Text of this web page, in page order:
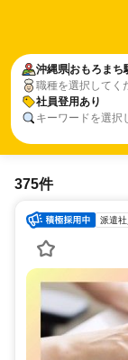
沖縄県おもろまち
職種を選択してく
社員登用あり
キーワードを選択
375件
派遣社